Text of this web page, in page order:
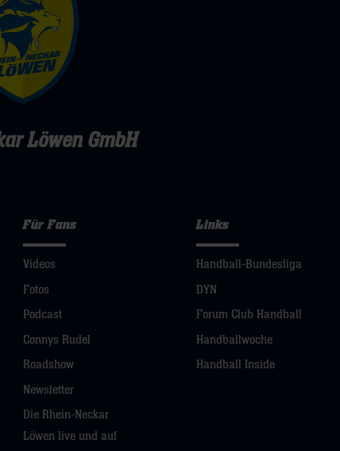
Löwen GmbH
Für Fans
Videos
Fotos
Podcast
Connys Rudel
Roadshow
Newsletter
Die Rhein-Neckar
Löwen live und auf
Links
Handball-Bundesliga
DYN
Forum Club Handball
Handballwoche
Handball Inside